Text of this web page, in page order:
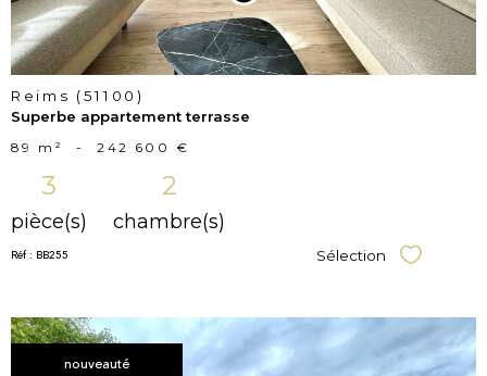
Reims (51100)
Superbe appartement terrasse
89 m² - 242 600 €
3
pièce(s)
2
chambre(s)
Réf : BB255 Sélection Sélectionner
nouveauté